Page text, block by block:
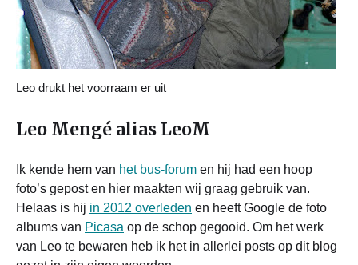
Leo drukt het voorraam er uit
Leo Mengé alias LeoM
Ik kende hem van het bus-forum en hij had een hoop
foto’s gepost en hier maakten wij graag gebruik van.
Helaas is hij in 2012 overleden en heeft Google de foto
albums van Picasa op de schop gegooid. Om het werk
van Leo te bewaren heb ik het in allerlei posts op dit blog